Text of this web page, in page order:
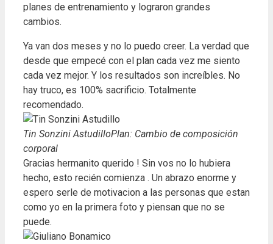
planes de entrenamiento y lograron grandes
cambios.
Ya van dos meses y no lo puedo creer. La verdad que
desde que empecé con el plan cada vez me siento
cada vez mejor. Y los resultados son increíbles. No
hay truco, es 100% sacrificio. Totalmente
recomendado.
Tin Sonzini AstudilloPlan: Cambio de composición
corporal
Gracias hermanito querido ! Sin vos no lo hubiera
hecho, esto recién comienza . Un abrazo enorme y
espero serle de motivacion a las personas que estan
como yo en la primera foto y piensan que no se
puede.